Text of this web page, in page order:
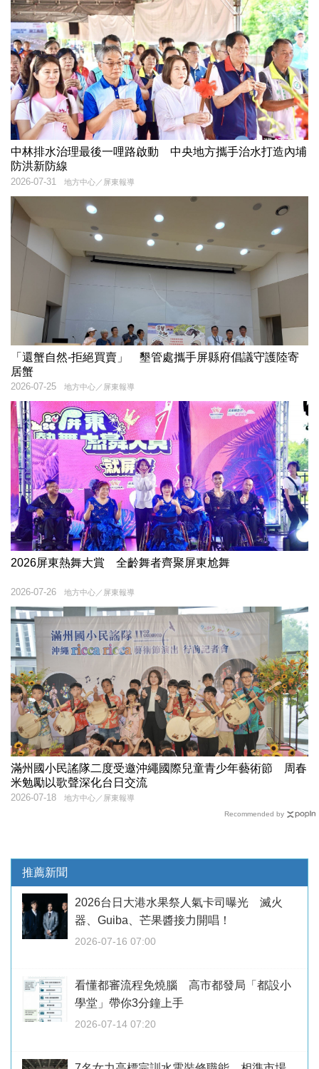
中林排水治理最後一哩路啟動 中央地方攜手治水打造內埔
防洪新防線
地方中心／屏東報導
2026-07-31
「還蟹自然-拒絕買賣」 墾管處攜手屏縣府倡議守護陸寄
居蟹
地方中心／屏東報導
2026-07-25
2026屏東熱舞大賞 全齡舞者齊聚屏東尬舞
地方中心／屏東報導
2026-07-26
滿州國小民謠隊二度受邀沖繩國際兒童青少年藝術節 周春
米勉勵以歌聲深化台日交流
地方中心／屏東報導
2026-07-18
Recommended by
推薦新聞
2026台日大港水果祭人氣卡司曝光 滅火
器、Guiba、芒果醬接力開唱！
2026-07-16 07:00
看懂都審流程免燒腦 高市都發局「都設小
學堂」帶你3分鐘上手
2026-07-14 07:20